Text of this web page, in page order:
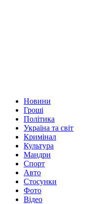
Новини
Гроші
Політика
Україна та світ
Кримінал
Культура
Мандри
Спорт
Авто
Стосунки
Фото
Відео